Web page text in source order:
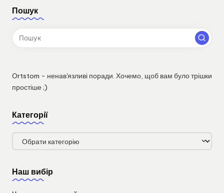
Пошук
Ortstom - ненав'язливі поради. Хочемо, щоб вам було трішки
простіше ;)
Категорії
Категорії
Наш вибір